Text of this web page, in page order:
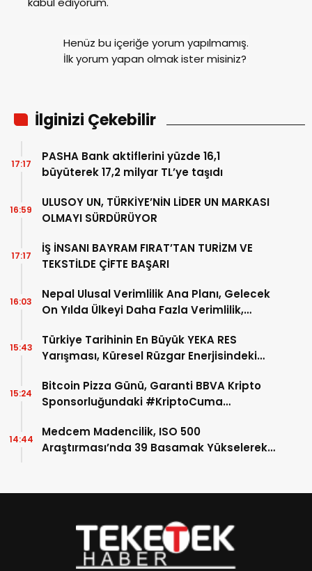
Henüz bu içeriğe yorum yapılmamış.
İlk yorum yapan olmak ister misiniz?
İlginizi Çekebilir
PASHA Bank aktiflerini yüzde 16,1
büyüterek 17,2 milyar TL’ye taşıdı
17:17
ULUSOY UN, TÜRKİYE’NİN LİDER UN MARKASI
OLMAYI SÜRDÜRÜYOR
16:59
İŞ İNSANI BAYRAM FIRAT’TAN TURİZM VE
TEKSTİLDE ÇİFTE BAŞARI
17:17
Nepal Ulusal Verimlilik Ana Planı, Gelecek
On Yılda Ülkeyi Daha Fazla Verimlilik,
Ulaştıracak Yol Haritasını Çiziyor
16:03
Türkiye Tarihinin En Büyük YEKA RES
Yarışması, Küresel Rüzgar Enerjisindeki
15:43
Bitcoin Pizza Günü, Garanti BBVA Kripto
Sponsorluğundaki #KriptoCuma
15:24
Medcem Madencilik, ISO 500
Araştırması’nda 39 Basamak Yükselerek
14:44